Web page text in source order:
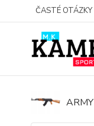
ČASTÉ OTÁZKY
ARMY